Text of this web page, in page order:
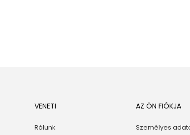
VENETI
Rólunk
AZ ÖN FIÓKJA
Személyes